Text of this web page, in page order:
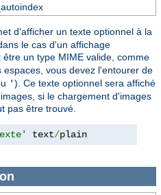
d'afficher un texte optionnel à la
le cas d'un affichage
un type MIME valide, comme
espaces, vous devez l'entourer de
'). Ce texte optionnel sera affiché
si le chargement d'images
pas être trouvé.
text/plain